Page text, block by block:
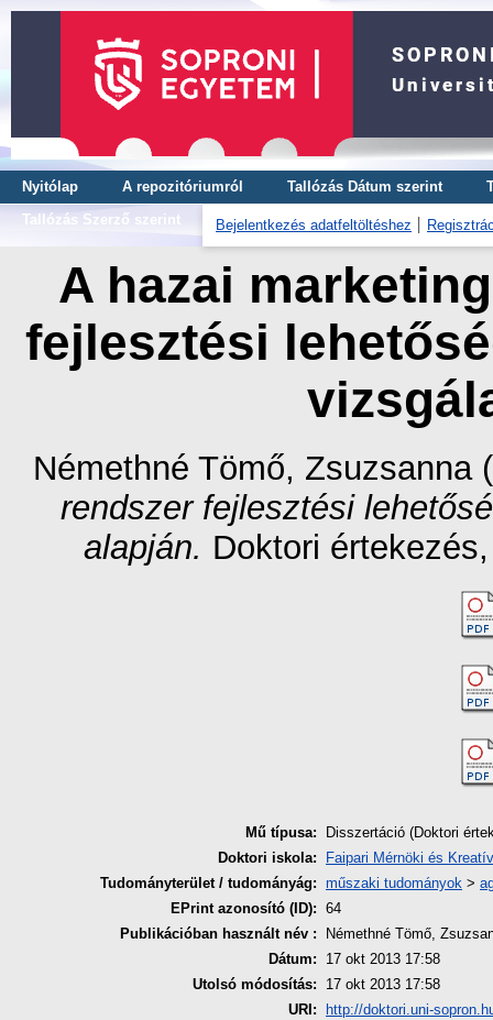
Nyitólap A repozitóriumról Tallózás Dátum szerint
Tallózás Szerző szerint
Bejelentkezés adatfeltöltéshez
A hazai
fejlesztési
Némethné Tömő, Zsuzsanna
rendszer fejlesztési
alapján. Doktori értekezés
Mű típusa:
Disszertáció (Doktori
Doktori iskola:
Faipari Mérnöki és
Tudományterület / tudományág: műszaki tudományok >
EPrint azonosító (ID): 64
Publikációban használt név :
Némethné Tömő,
Dátum:
17 okt 2013 17:58
Utolsó módosítás:
17 okt 2013 17:58
URI:
http://doktori.uni-